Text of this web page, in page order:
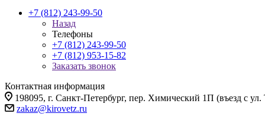
+7 (812) 243-99-50
Назад
Телефоны
+7 (812) 243-99-50
+7 (812) 953-15-82
Заказать звонок
Контактная информация
198095, г. Санкт-Петербург, пер. Химический 1П (въезд с
zakaz@kirovetz.ru